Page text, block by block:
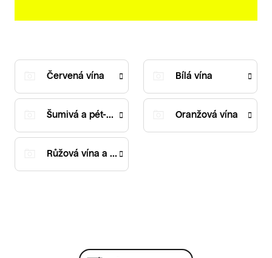
Červená vína Bílá vína
Šumivá a pét-naty Oranžová vína
Růžová vína a ryšáky